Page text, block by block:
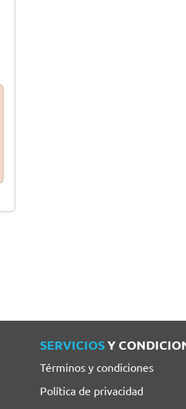
SERVICIOSY
Términos y condiciones
Política de privacidad